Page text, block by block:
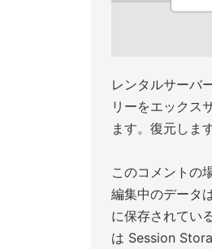
レンタルサーバ
リーをエックス
ます。復元しま
このコメントの
編集中のデータ
に保存されてい
は Session